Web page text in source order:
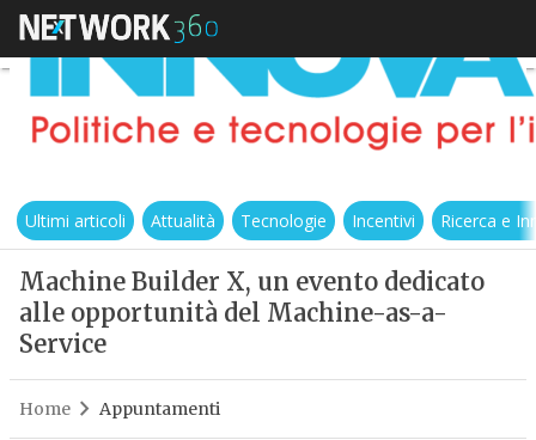
Ultimi articoli Attualità Tecnologie Incentivi Ricerca e
Machine Builder X, un evento dedicato
alle opportunità del Machine-as-a-
Service
Home Appuntamenti